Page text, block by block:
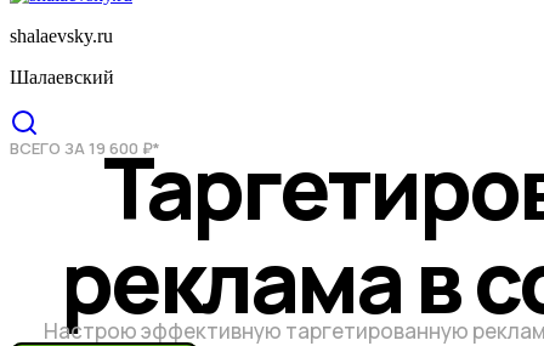
shalaevsky.ru
Шалаевский
ВСЕГО ЗА 19 600 ₽*
реклама в
Настрою эффективную таргетированную